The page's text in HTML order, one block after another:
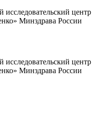
центр
Минздрава России
центр
Минздрава России